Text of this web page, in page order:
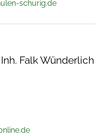
schurig.de
Falk Wünderlich